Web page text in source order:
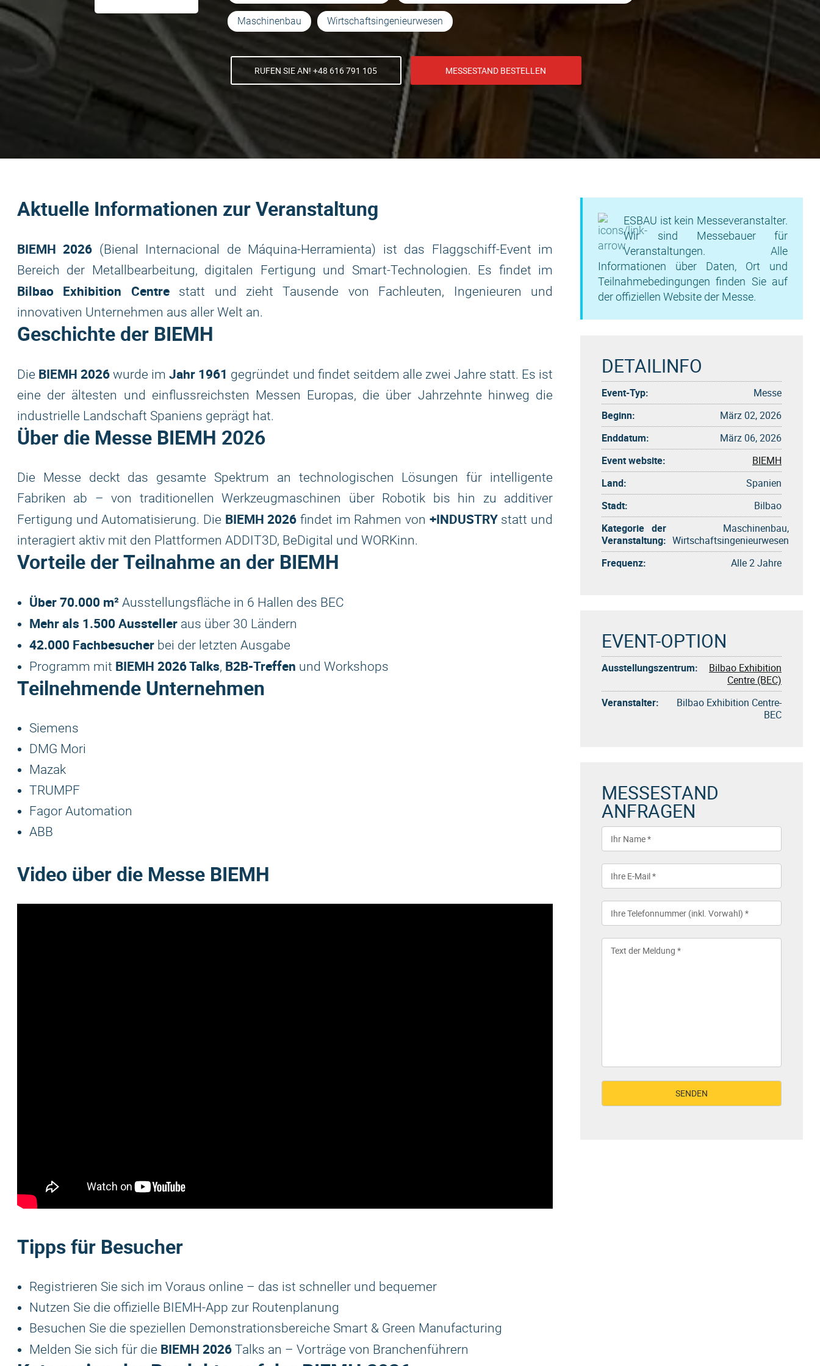
Maschinenbau Wirtschaftsingenieurwesen
RUFEN SIE AN! +48 616 791 105 MESSESTAND BESTELLEN
Aktuelle Informationen zur Veranstaltung
BIEMH 2026 (Bienal Internacional de Máquina-Herramienta) ist das Flaggschiff-Event im
Bereich der Metallbearbeitung, digitalen Fertigung und Smart-Technologien. Es findet im
Bilbao Exhibition Centrestatt und zieht Tausende von Fachleuten, Ingenieuren und
innovativen Unternehmen aus aller Welt an.
Geschichte der BIEMH
Die BIEMH 2026 wurde imJahr 1961 gegründet und findet seitdem alle zwei Jahre statt. Es ist
eine der ältesten und einflussreichsten Messen Europas, die über Jahrzehnte hinweg die
industrielle Landschaft Spaniens geprägt hat.
Über die Messe BIEMH 2026
Die Messe deckt das gesamte Spektrum an technologischen Lösungen für intelligente
Fabriken ab – von traditionellen Werkzeugmaschinen über Robotik bis hin zu additiver
Fertigung und Automatisierung. Die BIEMH 2026 findet im Rahmen von +INDUSTRYstatt und
interagiert aktiv mit den Plattformen ADDIT3D, BeDigital und WORKinn.
Vorteile der Teilnahme an der BIEMH
Über 70.000 m² Ausstellungsfläche in 6 Hallen des BEC
Mehr als 1.500 Aussteller aus über 30 Ländern
42.000 Fachbesucher bei der letzten Ausgabe
Programm mit BIEMH 2026Talks, B2B-Treffen und Workshops
Teilnehmende Unternehmen
Siemens
DMG Mori
Mazak
TRUMPF
Fagor Automation
ABB
Video über die Messe BIEMH
Tipps für Besucher
Registrieren Sie sich im Voraus online – das ist schneller und bequemer
Nutzen Sie die offizielle BIEMH-App zur Routenplanung
Besuchen Sie die speziellen Demonstrationsbereiche Smart & Green Manufacturing
Melden Sie sich für die BIEMH 2026 Talks an – Vorträge von Branchenführern
ESBAU ist kein Messeveranstalter.
Wir sind Messebauer für
Veranstaltungen. Alle
Informationen über Daten, Ort und
Teilnahmebedingungen finden Sie auf
der offiziellen Website der Messe.
DETAILINFO
Event-Typ:
Messe
Beginn:
März 02, 2026
Enddatum:
März 06, 2026
Event website:
BIEMH
Land:
Spanien
Stadt:
Bilbao
Kategorie der
Veranstaltung:
Maschinenbau,
Wirtschaftsingenieurwesen
Frequenz:
Alle 2 Jahre
EVENT-OPTION
Ausstellungszentrum:
Bilbao Exhibition
Centre (BEC)
Veranstalter:
Bilbao Exhibition Centre-
BEC
MESSESTAND
ANFRAGEN